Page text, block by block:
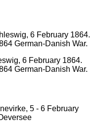
6 February 1864.
German-Danish War.